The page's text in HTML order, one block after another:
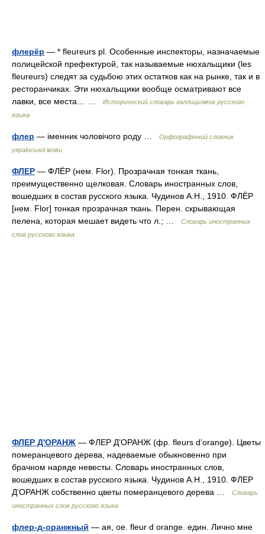
флерёр — * fleureurs pl. Особенные инспекторы, назначаемые
полицейской префектурой, так называемые нюхальщики (les
fleureurs) следят за судьбою этих остатков как на рынке, так и в
ресторанчиках. Эти нюхальщики вообще осматривают все
лавки, все места… …
Исторический словарь галлицизмов русского
языка
флер — іменник чоловічого роду …
Орфографічний словник
української мови
ФЛЕР — ФЛЁР (нем. Flor). Прозрачная тонкая ткань,
преимущественно щелковая. Словарь иностранных слов,
вошедших в состав русского языка. Чудинов А.Н., 1910. ФЛЁР
[нем. Flor] тонкая прозрачная ткань. Перен. скрывающая
пелена, которая мешает видеть что л.; …
Словарь иностранных
слов русского языка
ФЛЕР Д'ОРАНЖ — ФЛЕР Д’ОРАНЖ (фр. fleurs d’orange). Цветы
померанцевого дерева, надеваемые обыкновенно при
брачном наряде невесты. Словарь иностранных слов,
вошедших в состав русского языка. Чудинов А.Н., 1910. ФЛЕР
Д’ОРАНЖ собственно цветы померанцевого дерева …
Словарь
иностранных слов русского языка
флер-д-оранжный — ая, ое. fleur d orange. един. Лично мне